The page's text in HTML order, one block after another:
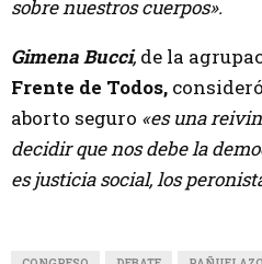
sobre nuestros cuerpos».
Gimena Bucci, de la
Frente de Todos,
aborto seguro «es una
decidir que nos debe la
es justicia social, los